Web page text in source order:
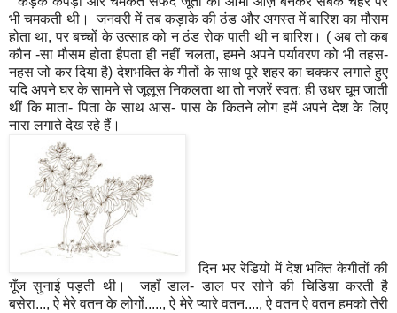
भी चमकती थी। जनवरी में तब कड़ाके की ठंड और अगस्त में बारिश का मौसम
होता था,पर बच्चों के उत्साह को न ठंड रोक पाती थी न बारिश। ( अब तो कब
कौन-सा मौसम होता हैपता ही नहीं चलता,हमने अपने पर्यावरण को भी तहस-
नहस जो कर दिया है) देशभक्ति के गीतों के साथ पूरे शहर का चक्कर लगाते हुए
यदि अपने घर के सामने से जूलूस निकलता था तो नज़रें स्वत: ही उधर घूम जाती
थीं कि माता- पिता के साथ आस- पास के कितने लोग हमें अपने देश के लिए
नारा लगाते देख रहे हैं।
दिन भर रेडियो में देश भक्तिकेगीतों की
गूँज सुनाई पड़ती थी। जहाँ डाल- डाल पर सोने की चिडिय़ा करती है
बसेरा...,ऐ मेरे वतन के लोगों.....,ऐ मेरे प्यारे वतन....,ऐ वतन ऐ वतन हमको तेरी